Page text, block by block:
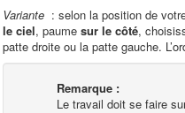
Variante : selon la position de
le ciel, paumesur le côté,
patte droite ou la patte gauche.
Remarque :
Le travail doit se faire